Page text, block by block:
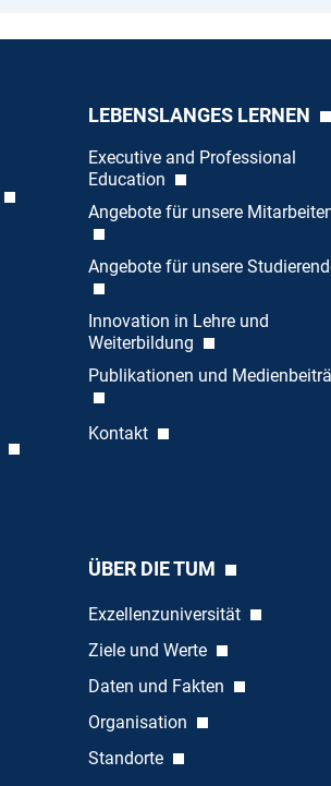
LEBENSLANGES LERNEN
Executive and Professional
Education
Angebote für unsere
Angebote für unsere
Innovation in Lehre und
Weiterbildung
Publikationen und
Kontakt
ÜBER DIE TUM
Exzellenzuniversität
Ziele und Werte
Daten und Fakten
Organisation
Standorte